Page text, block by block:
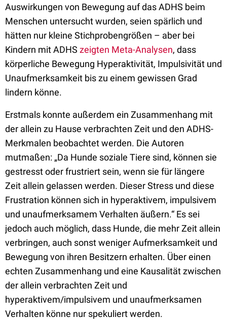
Auswirkungen von Bewegung auf das ADHS beim
Menschen untersucht wurden, seien spärlich und
hätten nur kleine Stichprobengrößen – aber bei
Kindern mit ADHS zeigten Meta-Analysen, dass
körperliche Bewegung Hyperaktivität, Impulsivität und
Unaufmerksamkeit bis zu einem gewissen Grad
lindern könne.
Erstmals konnte außerdem ein Zusammenhang mit
der allein zu Hause verbrachten Zeit und den ADHS-
Merkmalen beobachtet werden. Die Autoren
mutmaßen: „Da Hunde soziale Tiere sind, können sie
gestresst oder frustriert sein, wenn sie für längere
Zeit allein gelassen werden. Dieser Stress und diese
Frustration können sich in hyperaktivem, impulsivem
und unaufmerksamem Verhalten äußern.“ Es sei
jedoch auch möglich, dass Hunde, die mehr Zeit allein
verbringen, auch sonst weniger Aufmerksamkeit und
Bewegung von ihren Besitzern erhalten. Über einen
echten Zusammenhang und eine Kausalität zwischen
der allein verbrachten Zeit und
hyperaktivem/impulsivem und unaufmerksamen
Verhalten könne nur spekuliert werden.